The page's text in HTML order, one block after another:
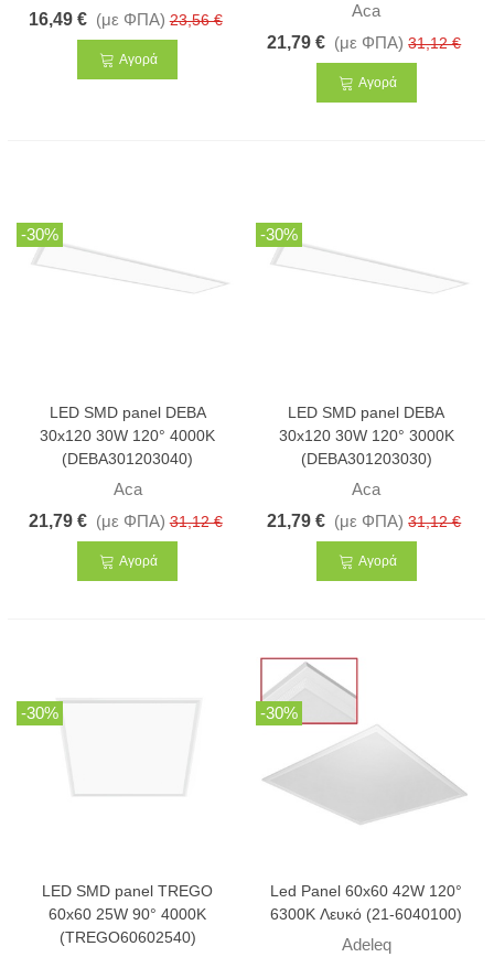
16,49 € (με ΦΠΑ) 23,56 €
Αγορά
Aca
21,79 € (με ΦΠΑ) 31,12 €
Αγορά
-30%
LED SMD panel DEBA
30x120 30W 120° 4000K
(DEBA301203040)
Aca
21,79 € (με ΦΠΑ) 31,12 €
Αγορά
-30%
LED SMD panel DEBA
30x120 30W 120° 3000K
(DEBA301203030)
Aca
21,79 € (με ΦΠΑ) 31,12 €
Αγορά
-30%
LED SMD panel TREGO
60x60 25W 90° 4000K
(TREGO60602540)
-30%
Led Panel 60x60 42W 120°
6300K Λευκό (21-6040100)
Adeleq